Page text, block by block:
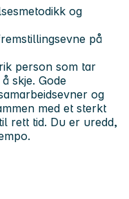
og
på
person som tar
skje. Gode
og
med et sterkt
rett tid. Du er uredd,